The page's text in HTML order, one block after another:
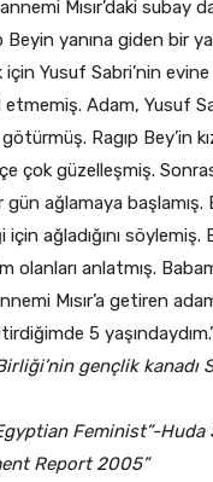
annemi Mısır’daki subay
Beyin yanına giden bir
için Yusuf Sabri’nin
etmemiş. Adam, Yusuf
Ragıp Bey’in
çok güzelleşmiş.
gün ağlamaya
ağladığını
anlatmış. Babam,
Mısır’a getiren
5
gençlik kanadı
Feminist”-Huda
Report 2005”